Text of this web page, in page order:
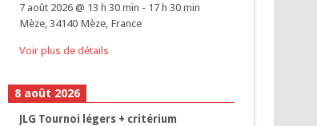
7 août 2026@ 13 h 30 min - 17 h 30 min
Mèze, 34140 Mèze, France
Voir plus de détails
8 août 2026
JLG Tournoi légers + critérium